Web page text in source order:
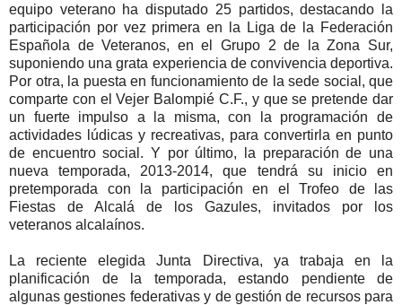
equipo veterano ha disputado 25 partidos, destacando la
participación por vez primera en la Liga de la Federación
Española de Veteranos, en el Grupo 2 de la Zona Sur,
suponiendo una grata experiencia de convivencia deportiva.
Por otra, la puesta en funcionamiento de la sede social, que
comparte con el Vejer Balompié C.F., y que se pretende dar
un fuerte impulso a la misma, con la programación de
actividades lúdicas y recreativas, para convertirla en punto
de encuentro social. Y por último, la preparación de una
nueva temporada, 2013-2014, que tendrá su inicio en
pretemporada con la participación en el Trofeo de las
Fiestas de Alcalá de los Gazules, invitados por los
veteranos alcalaínos.
La reciente elegida Junta Directiva, ya trabaja en la
planificación de la temporada, estando pendiente de
algunas gestiones federativas y de gestión de recursos para